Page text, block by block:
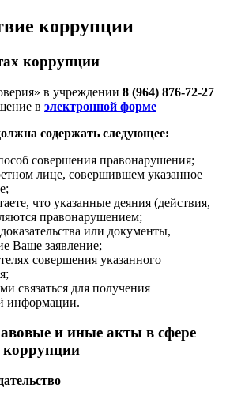
коррупции
коррупции
в учреждении 8 (964) 876-72-27
в электронной форме
содержать следующее:
совершения правонарушения;
лице, совершившем указанное
что указанные деяния (действия,
правонарушением;
или документы,
Ваше заявление;
совершения указанного
связаться для получения
информации.
и иные акты в сфере
коррупции